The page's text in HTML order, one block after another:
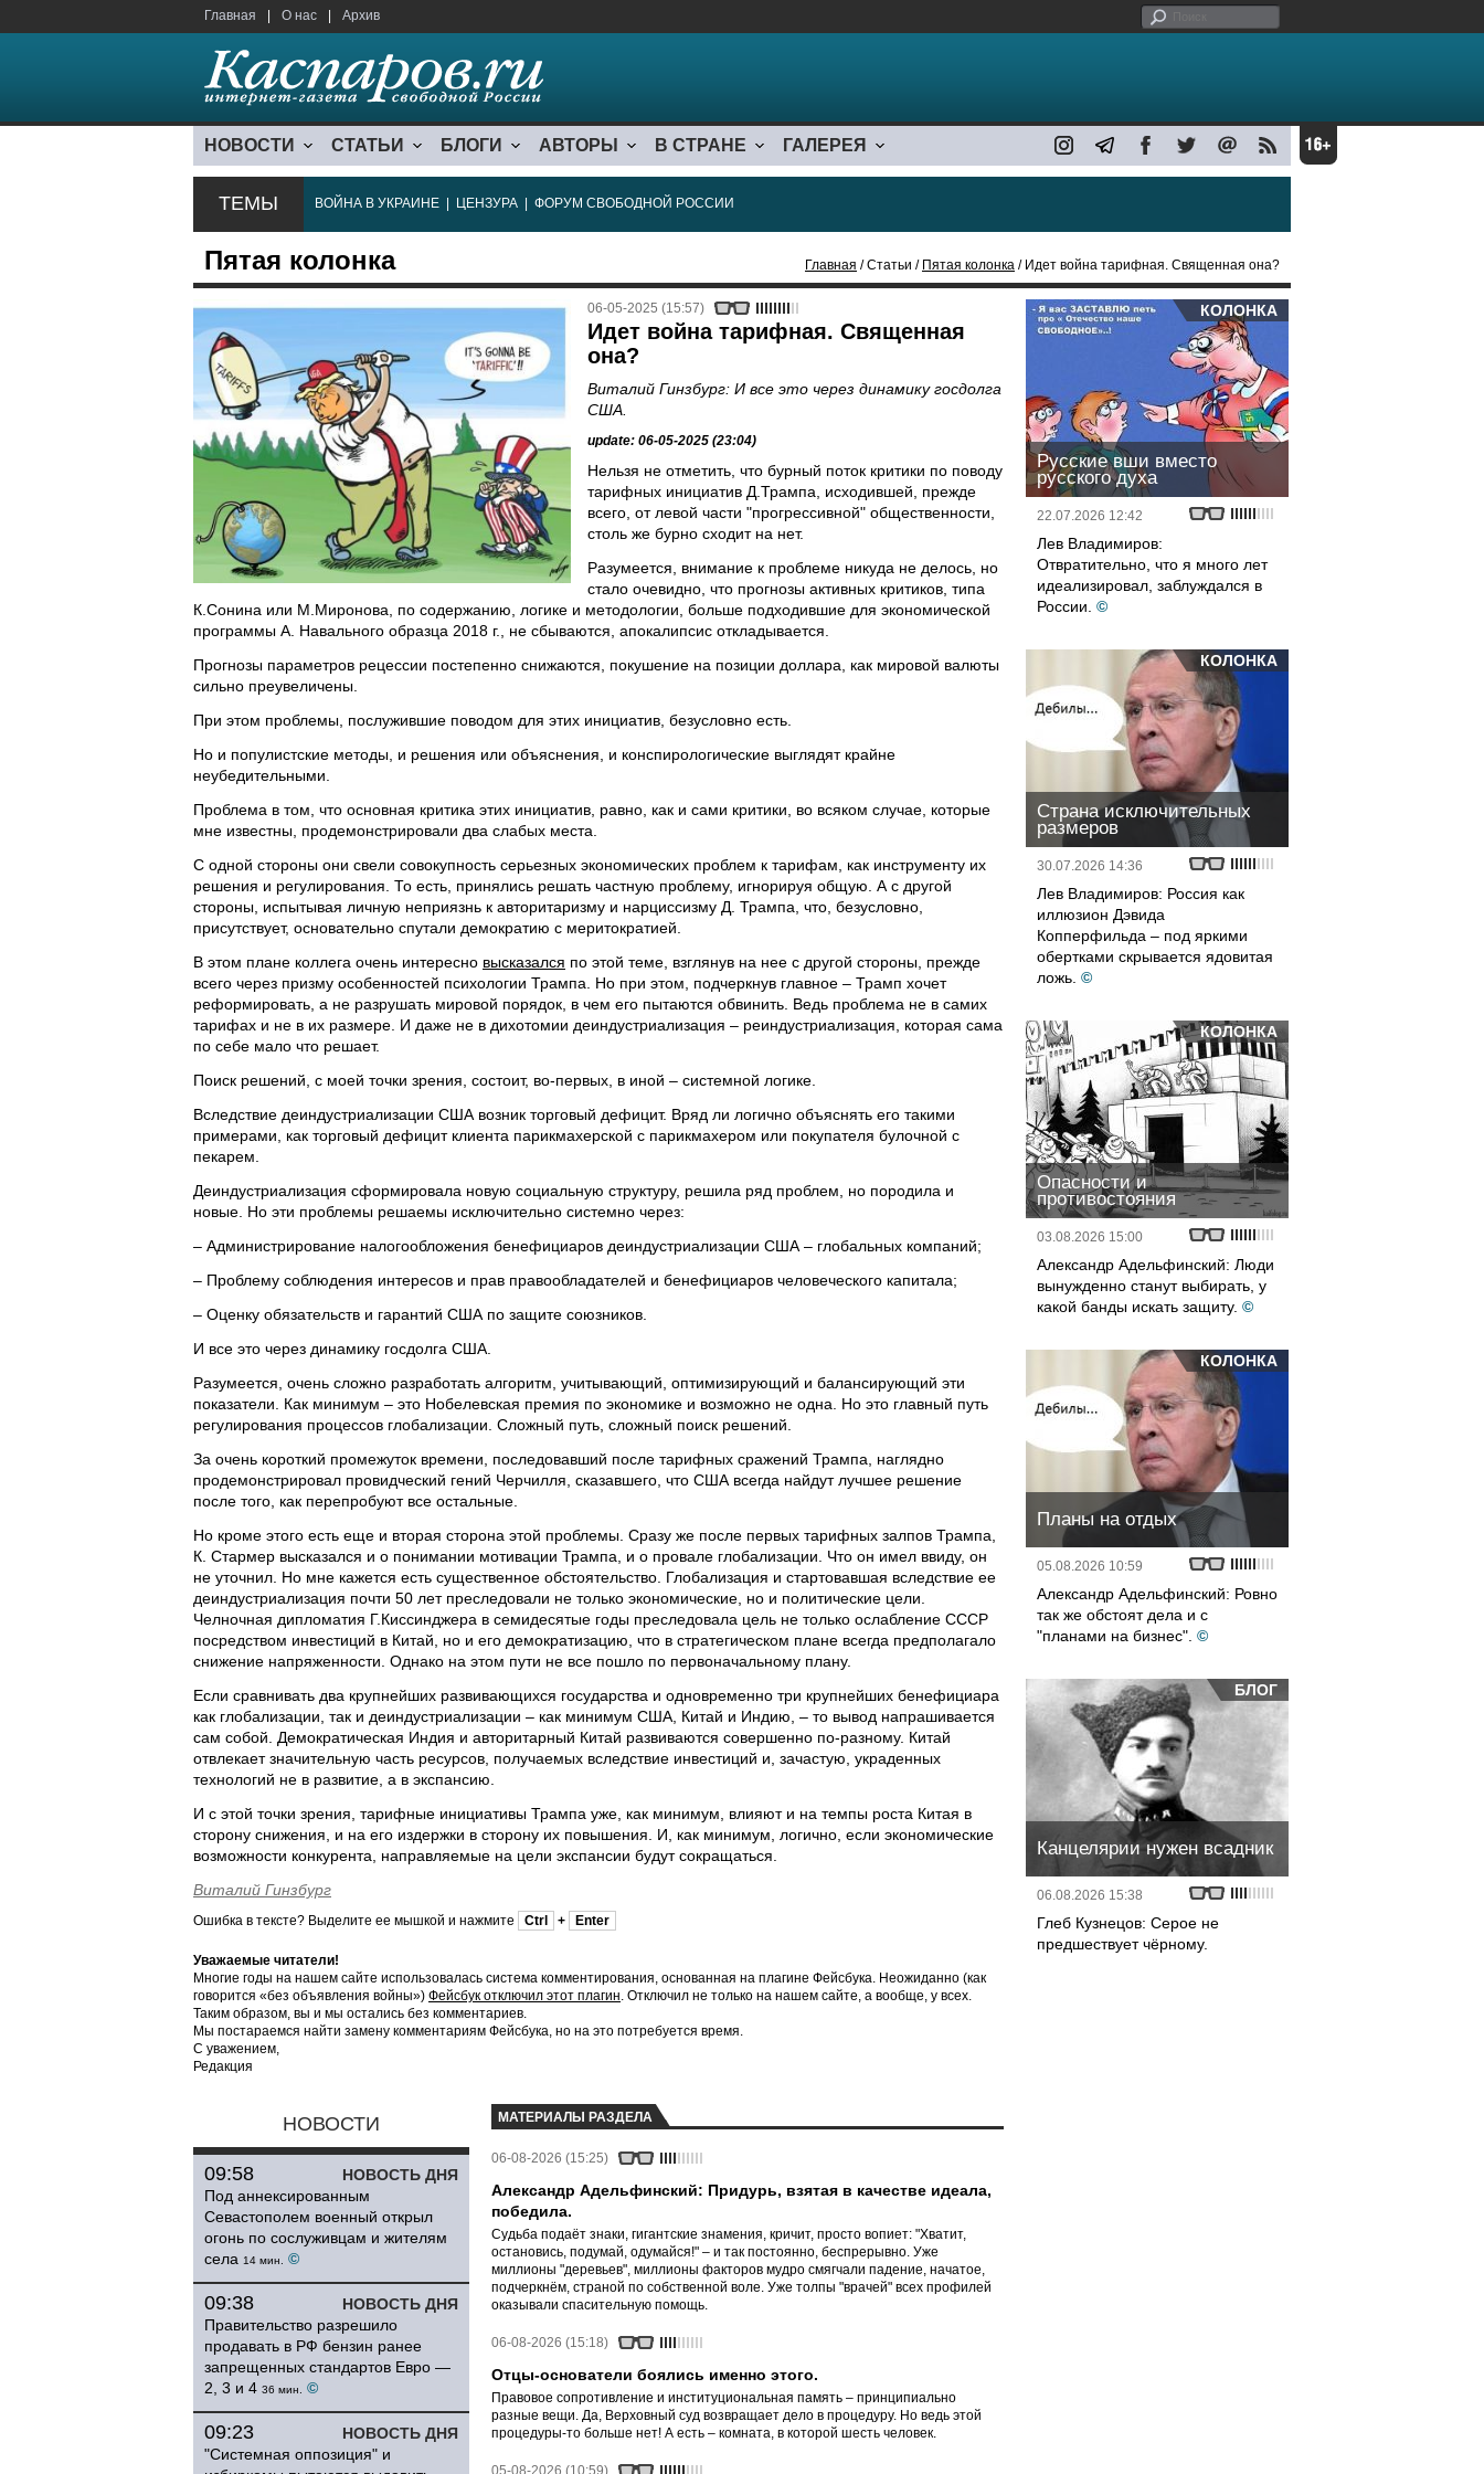
Главная О нас Архив
НОВОСТИ СТАТЬИ БЛОГИ АВТОРЫ В СТРАНЕ ГАЛЕРЕЯ
ТЕМЫ ВОЙНА В УКРАИНЕ ЦЕНЗУРА ФОРУМ СВОБОДНОЙ РОССИИ
Пятая колонка Главная / Статьи / Пятая колонка / Идет война тарифная. Священная она?
06-05-2025 (15:57)
Идет война тарифная. Священная
она?
Виталий Гинзбург: И все это через динамику госдолга
США.
update: 06-05-2025 (23:04)
Нельзя не отметить, что бурный поток критики по поводу
тарифных инициатив Д.Трампа, исходившей, прежде
всего, от левой части "прогрессивной" общественности,
столь же бурно сходит на нет.
Разумеется, внимание к проблеме никуда не делось, но
стало очевидно, что прогнозы активных критиков, типа
К.Сонина или М.Миронова, по содержанию, логике и методологии, больше подходившие для экономической
программы А. Навального образца 2018 г., не сбываются, апокалипсис откладывается.
Прогнозы параметров рецессии постепенно снижаются, покушение на позиции доллара, как мировой валюты
сильно преувеличены.
При этом проблемы, послужившие поводом для этих инициатив, безусловно есть.
Но и популистские методы, и решения или объяснения, и конспирологические выглядят крайне
неубедительными.
Проблема в том, что основная критика этих инициатив, равно, как и сами критики, во всяком случае, которые
мне известны, продемонстрировали два слабых места.
С одной стороны они свели совокупность серьезных экономических проблем к тарифам, как инструменту их
решения и регулирования. То есть, принялись решать частную проблему, игнорируя общую. А с другой
стороны, испытывая личную неприязнь к авторитаризму и нарциссизму Д. Трампа, что, безусловно,
присутствует, основательно спутали демократию с меритократией.
В этом плане коллега очень интересно высказался по этой теме, взглянув на нее с другой стороны, прежде
всего через призму особенностей психологии Трампа. Но при этом, подчеркнув главное – Трамп хочет
реформировать, а не разрушать мировой порядок, в чем его пытаются обвинить. Ведь проблема не в самих
тарифах и не в их размере. И даже не в дихотомии деиндустриализация – реиндустриализация, которая сама
по себе мало что решает.
Поиск решений, с моей точки зрения, состоит, во-первых, в иной – системной логике.
Вследствие деиндустриализации США возник торговый дефицит. Вряд ли логично объяснять его такими
примерами, как торговый дефицит клиента парикмахерской с парикмахером или покупателя булочной с
пекарем.
Деиндустриализация сформировала новую социальную структуру, решила ряд проблем, но породила и
новые. Но эти проблемы решаемы исключительно системно через:
– Администрирование налогообложения бенефициаров деиндустриализации США – глобальных компаний;
– Проблему соблюдения интересов и прав правообладателей и бенефициаров человеческого капитала;
– Оценку обязательств и гарантий США по защите союзников.
И все это через динамику госдолга США.
Разумеется, очень сложно разработать алгоритм, учитывающий, оптимизирующий и балансирующий эти
показатели. Как минимум – это Нобелевская премия по экономике и возможно не одна. Но это главный путь
регулирования процессов глобализации. Сложный путь, сложный поиск решений.
За очень короткий промежуток времени, последовавший после тарифных сражений Трампа, наглядно
продемонстрировал провидческий гений Черчилля, сказавшего, что США всегда найдут лучшее решение
после того, как перепробуют все остальные.
Но кроме этого есть еще и вторая сторона этой проблемы. Сразу же после первых тарифных залпов Трампа,
К. Стармер высказался и о понимании мотивации Трампа, и о провале глобализации. Что он имел ввиду, он
не уточнил. Но мне кажется есть существенное обстоятельство. Глобализация и стартовавшая вследствие ее
деиндустриализация почти 50 лет преследовали не только экономические, но и политические цели.
Челночная дипломатия Г.Киссинджера в семидесятые годы преследовала цель не только ослабление СССР
посредством инвестиций в Китай, но и его демократизацию, что в стратегическом плане всегда предполагало
снижение напряженности. Однако на этом пути не все пошло по первоначальному плану.
Если сравнивать два крупнейших развивающихся государства и одновременно три крупнейших бенефициара
как глобализации, так и деиндустриализации – как минимум США, Китай и Индию, – то вывод напрашивается
сам собой. Демократическая Индия и авторитарный Китай развиваются совершенно по-разному. Китай
отвлекает значительную часть ресурсов, получаемых вследствие инвестиций и, зачастую, украденных
технологий не в развитие, а в экспансию.
И с этой точки зрения, тарифные инициативы Трампа уже, как минимум, влияют и на темпы роста Китая в
сторону снижения, и на его издержки в сторону их повышения. И, как минимум, логично, если экономические
возможности конкурента, направляемые на цели экспансии будут сокращаться.
Виталий Гинзбург
Ошибка в тексте? Выделите ее мышкой и нажмите Ctrl + Enter
Уважаемые читатели!
Многие годы на нашем сайте использовалась система комментирования, основанная на плагине Фейсбука. Неожиданно (как
говорится «без объявления войны») Фейсбук отключил этот плагин. Отключил не только на нашем сайте, а вообще, у всех.
Таким образом, вы и мы остались без комментариев.
Мы постараемся найти замену комментариям Фейсбука, но на это потребуется время.
С уважением,
Редакция
НОВОСТИ
НОВОСТЬ ДНЯ
09:58
Под аннексированным
Севастополем военный открыл
огонь по сослуживцам и жителям
села 14 мин. ©
НОВОСТЬ ДНЯ
09:38
Правительство разрешило
продавать в РФ бензин ранее
запрещенных стандартов Евро —
2, 3 и 4 36 мин. ©
НОВОСТЬ ДНЯ
09:23
"Системная оппозиция" и
МАТЕРИАЛЫ РАЗДЕЛА
06-08-2026 (15:25)
Александр Адельфинский: Придурь, взятая в качестве идеала,
победила.
Судьба подаёт знаки, гигантские знамения, кричит, просто вопиет: "Хватит,
остановись, подумай, одумайся!" – и так постоянно, беспрерывно. Уже
миллионы "деревьев", миллионы факторов мудро смягчали падение, начатое,
подчеркнём, страной по собственной воле. Уже толпы "врачей" всех профилей
оказывали спасительную помощь.
06-08-2026 (15:18)
Отцы-основатели боялись именно этого.
Правовое сопротивление и институциональная память – принципиально
разные вещи. Да, Верховный суд возвращает дело в процедуру. Но ведь этой
процедуры-то больше нет! А есть – комната, в которой шесть человек.
05-08-2026 (10:59)
КОЛОНКА
Русские вши вместо
русского духа
22.07.2026 12:42
Лев Владимиров:
Отвратительно, что я много лет
идеализировал, заблуждался в
России. ©
КОЛОНКА
Страна исключительных
размеров
30.07.2026 14:36
Лев Владимиров: Россия как
иллюзион Дэвида
Копперфильда – под яркими
обертками скрывается ядовитая
ложь. ©
КОЛОНКА
Опасности и
противостояния
03.08.2026 15:00
Александр Адельфинский: Люди
вынужденно станут выбирать, у
какой банды искать защиту. ©
КОЛОНКА
Планы на отдых
05.08.2026 10:59
Александр Адельфинский: Ровно
так же обстоят дела и с
"планами на бизнес". ©
БЛОГ
Канцелярии нужен всадник
06.08.2026 15:38
Глеб Кузнецов: Серое не
предшествует чёрному.